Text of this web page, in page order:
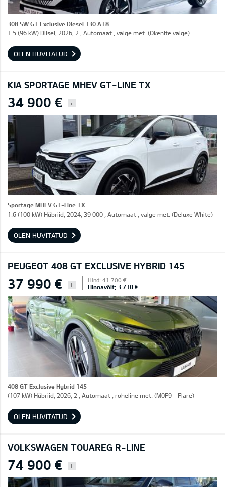
308 SW GT Exclusive Diesel 130 AT8
1.5 (96 kW) Diisel, 2026, 2 , Automaat , valge met. (Okenite valge)
OLEN HUVITATUD
KIA SPORTAGE MHEV GT-LINE TX
34 900 € i
Sportage MHEV GT-Line TX
1.6 (100 kW) Hübriid, 2024, 39 000 , Automaat , valge met. (Deluxe White)
OLEN HUVITATUD
PEUGEOT 408 GT EXCLUSIVE HYBRID 145
37 990 € i
Hind: 41 700 €
Hinnavõit: 3 710 €
408 GT Exclusive Hybrid 145
(107 kW) Hübriid, 2026, 2 , Automaat , roheline met. (M0F9 - Flare)
OLEN HUVITATUD
VOLKSWAGEN TOUAREG R-LINE
74 900 € i